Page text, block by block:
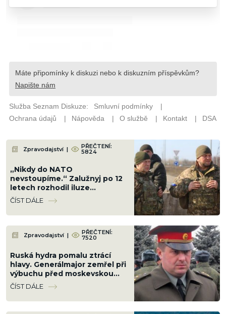
Zpravodajství | PŘEČTENÍ:
5824
„Nikdy do NATO
nevstoupíme.“ Zalužnyj po 12
letech rozhodil iluze
Ukrajinců a navrhl jinou cestu,
ale ani ta se Rusům nelíbí
ČÍST DÁLE
Zpravodajství | PŘEČTENÍ:
7520
Ruská hydra pomalu ztrácí
hlavy. Generálmajor zemřel při
výbuchu před moskevskou
restaurací, když slavil
narozeniny šéfa vzdušných sil
ČÍST DÁLE